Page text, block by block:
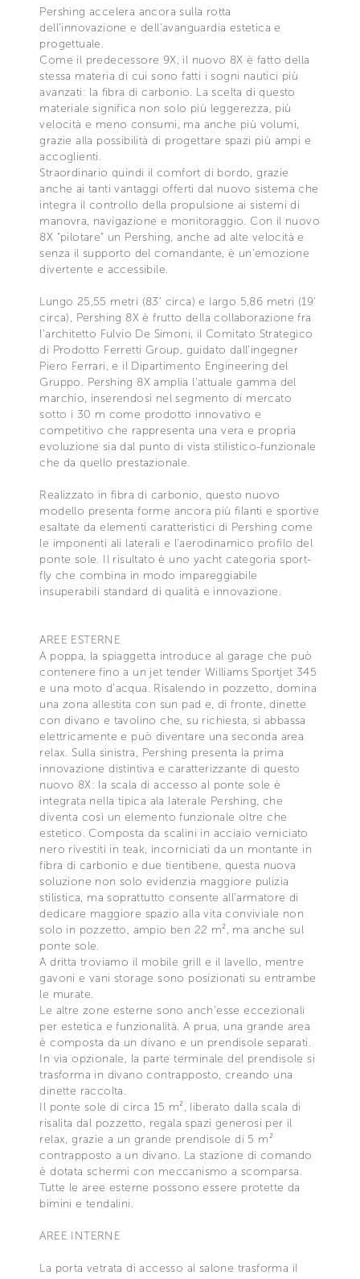
Pershing accelera ancora sulla rotta
dell’innovazione e dell’avanguardia estetica e
progettuale.
Come il predecessore 9X, il nuovo 8X è fatto della
stessa materia di cui sono fatti i sogni nautici più
avanzati: la fibra di carbonio. La scelta di questo
materiale significa non solo più leggerezza, più
velocità e meno consumi, ma anche più volumi,
grazie alla possibilità di progettare spazi più ampi e
accoglienti.
Straordinario quindi il comfort di bordo, grazie
anche ai tanti vantaggi offerti dal nuovo sistema che
integra il controllo della propulsione ai sistemi di
manovra, navigazione e monitoraggio. Con il nuovo
8X “pilotare” un Pershing, anche ad alte velocità e
senza il supporto del comandante, è un’emozione
divertente e accessibile.
Lungo 25,55 metri (83’ circa) e largo 5,86 metri (19’
circa), Pershing 8X è frutto della collaborazione fra
l’architetto Fulvio De Simoni, il Comitato Strategico
di Prodotto Ferretti Group, guidato dall’ingegner
Piero Ferrari, e il Dipartimento Engineering del
Gruppo. Pershing 8X amplia l’attuale gamma del
marchio, inserendosi nel segmento di mercato
sotto i 30 m come prodotto innovativo e
competitivo che rappresenta una vera e propria
evoluzione sia dal punto di vista stilistico-funzionale
che da quello prestazionale.
Realizzato in fibra di carbonio, questo nuovo
modello presenta forme ancora più filanti e sportive
esaltate da elementi caratteristici di Pershing come
le imponenti ali laterali e l’aerodinamico profilo del
ponte sole. Il risultato è uno yacht categoria sport-
fly che combina in modo impareggiabile
insuperabili standard di qualità e innovazione.
AREE ESTERNE
A poppa, la spiaggetta introduce al garage che può
contenere fino a un jet tender Williams Sportjet 345
e una moto d’acqua. Risalendo in pozzetto, domina
una zona allestita con sun pad e, di fronte, dinette
con divano e tavolino che, su richiesta, si abbassa
elettricamente e può diventare una seconda area
relax. Sulla sinistra, Pershing presenta la prima
innovazione distintiva e caratterizzante di questo
nuovo 8X: la scala di accesso al ponte sole è
integrata nella tipica ala laterale Pershing, che
diventa così un elemento funzionale oltre che
estetico. Composta da scalini in acciaio verniciato
nero rivestiti in teak, incorniciati da un montante in
fibra di carbonio e due tientibene, questa nuova
soluzione non solo evidenzia maggiore pulizia
stilistica, ma soprattutto consente all’armatore di
dedicare maggiore spazio alla vita conviviale non
solo in pozzetto, ampio ben 22 m², ma anche sul
ponte sole.
A dritta troviamo il mobile grill e il lavello, mentre
gavoni e vani storage sono posizionati su entrambe
le murate.
Le altre zone esterne sono anch’esse eccezionali
per estetica e funzionalità. A prua, una grande area
è composta da un divano e un prendisole separati.
In via opzionale, la parte terminale del prendisole si
trasforma in divano contrapposto, creando una
dinette raccolta.
Il ponte sole di circa 15 m², liberato dalla scala di
risalita dal pozzetto, regala spazi generosi per il
relax, grazie a un grande prendisole di 5 m²
contrapposto a un divano. La stazione di comando
è dotata schermi con meccanismo a scomparsa.
Tutte le aree esterne possono essere protette da
bimini e tendalini.
AREE INTERNE
La porta vetrata di accesso al salone trasforma il